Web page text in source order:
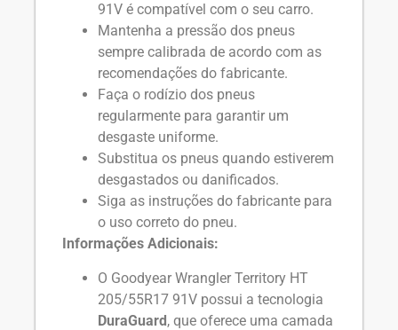
91V é compatível com o seu carro.
Mantenha a pressão dos pneus
sempre calibrada de acordo com as
recomendações do fabricante.
Faça o rodízio dos pneus
regularmente para garantir um
desgaste uniforme.
Substitua os pneus quando estiverem
desgastados ou danificados.
Siga as instruções do fabricante para
o uso correto do pneu.
Informações Adicionais:
O Goodyear Wrangler Territory HT
205/55R17 91V possui a tecnologia
DuraGuard, que oferece uma camada